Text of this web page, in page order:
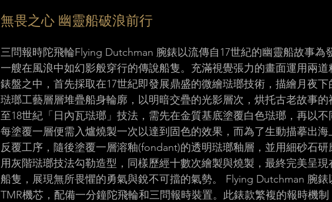
無畏之心 幽靈船破浪前行
三問報時陀飛輪Flying Dutchman 腕錶以流傳自17世紀的幽靈船故事為
一艘在風浪中如幻影般穿行的傳說船隻。充滿視覺張力的畫面運用兩
錶盤之中，首先採取在17世紀即發展鼎盛的微繪琺瑯技術，描繪月夜
琺瑯工藝層層堆疊船身輪廓，以明暗交疊的光影層次，烘托古老故事的
至18世紀「日內瓦琺瑯」技法，需先在金質基底塗覆白色琺瑯，再以不
每塗覆一層便需入爐燒製一次以達到固色的效果，而為了生動描摹出
反覆工序，隨後塗覆一層溶釉(fondant)的透明琺瑯釉層，並用細砂石
用灰階琺瑯技法勾勒造型，同樣歷經十數次繪製與燒製，最終完美呈
船隻，展現無所畏懼的勇氣與銳不可擋的氣勢。 Flying Dutchman 腕錶
TMR機芯，配備一分鐘陀飛輪和三問報時裝置。此錶款繁複的報時機制